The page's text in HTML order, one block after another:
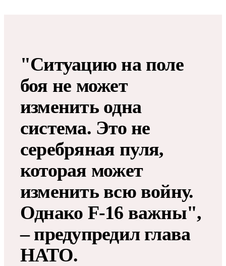
"Ситуацию на поле
боя не может
изменить одна
система. Это не
серебряная пуля,
которая может
изменить всю войну.
Однако F-16 важны",
– предупредил глава
НАТО.